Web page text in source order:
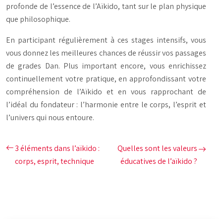
profonde de l’essence de l’Aïkido, tant sur le plan physique
que philosophique.
En participant régulièrement à ces stages intensifs, vous
vous donnez les meilleures chances de réussir vos passages
de grades Dan. Plus important encore, vous enrichissez
continuellement votre pratique, en approfondissant votre
compréhension de l’Aïkido et en vous rapprochant de
l’idéal du fondateur : l’harmonie entre le corps, l’esprit et
l’univers qui nous entoure.
3 éléments dans l’aïkido :
corps, esprit, technique
Quelles sont les valeurs
éducatives de l’aïkido ?